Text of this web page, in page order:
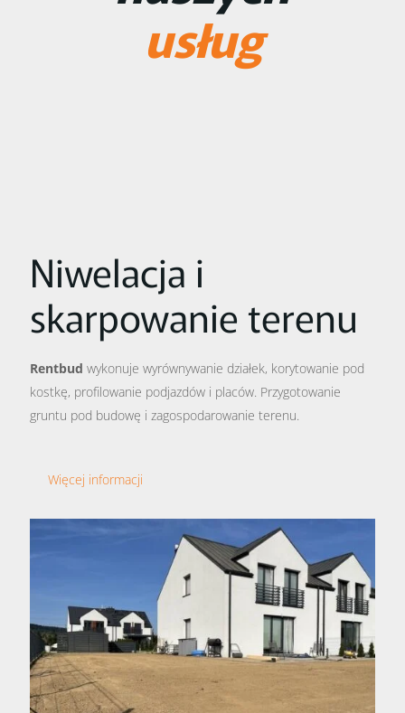
usług
Niwelacja i
skarpowanie terenu
Rentbud wykonuje wyrównywanie działek, korytowanie pod
kostkę, profilowanie podjazdów i placów. Przygotowanie
gruntu pod budowę i zagospodarowanie terenu.
Więcej informacji